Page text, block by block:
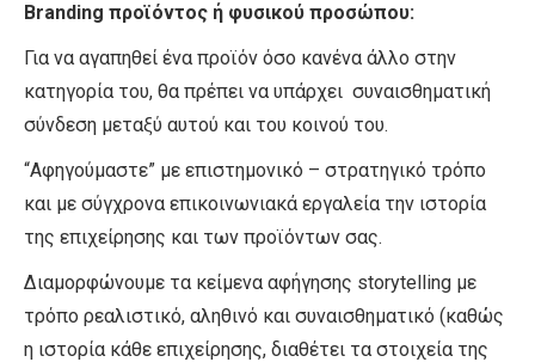
Branding προϊόντος ή φυσικού προσώπου:
Για να αγαπηθεί ένα προϊόν όσο κανένα άλλο στην
κατηγορία του, θα πρέπει να υπάρχει συναισθηματική
σύνδεση μεταξύ αυτού και του κοινού του.
“Αφηγούμαστε” με επιστημονικό – στρατηγικό τρόπο
και με σύγχρονα επικοινωνιακά εργαλεία την ιστορία
της επιχείρησης και των προϊόντων σας.
Διαμορφώνουμε τα κείμενα αφήγησης storytelling με
τρόπο ρεαλιστικό, αληθινό και συναισθηματικό (καθώς
η ιστορία κάθε επιχείρησης, διαθέτει τα στοιχεία της